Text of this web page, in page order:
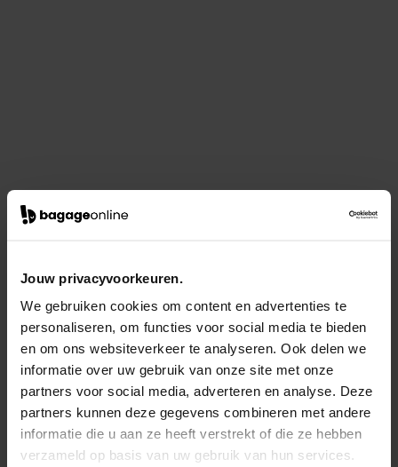
Jouw privacyvoorkeuren.
We gebruiken cookies om content en advertenties te
personaliseren, om functies voor social media te bieden
en om ons websiteverkeer te analyseren. Ook delen we
informatie over uw gebruik van onze site met onze
partners voor social media, adverteren en analyse. Deze
partners kunnen deze gegevens combineren met andere
informatie die u aan ze heeft verstrekt of die ze hebben
verzameld op basis van uw gebruik van hun services.